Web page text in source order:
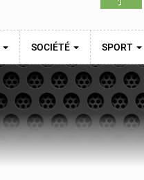
SOCIÉTÉ SPORT